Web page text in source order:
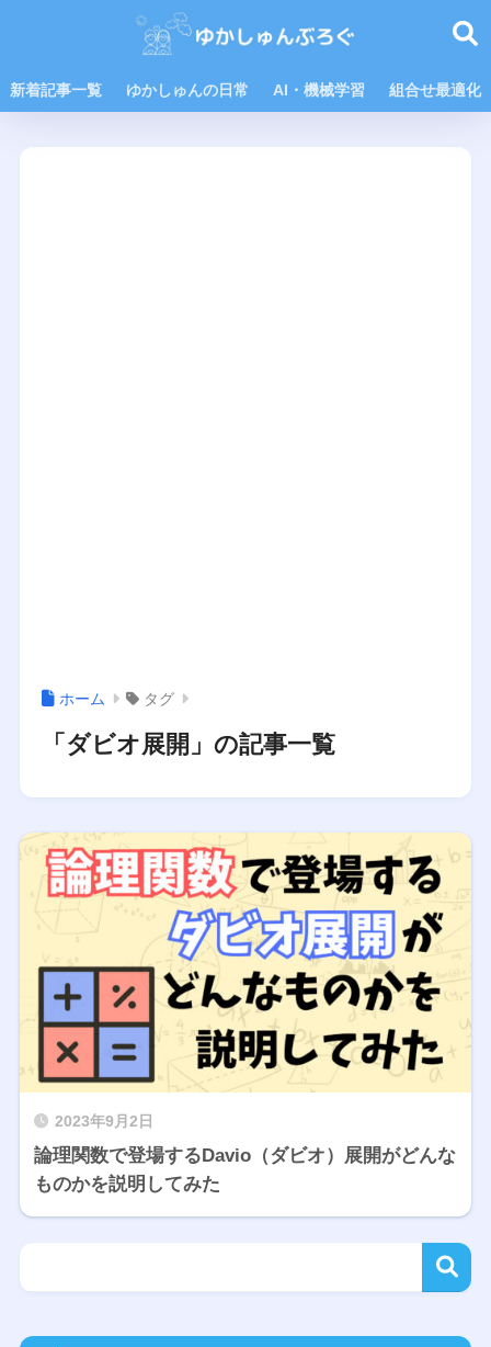
新着記事一覧 ゆかしゅんの日常 AI・機械学習 組合せ最適化
ホーム タグ
「ダビオ展開」の記事一覧
2023年9月2日
論理関数で登場するDavio（ダビオ）展開がどんな
ものかを説明してみた